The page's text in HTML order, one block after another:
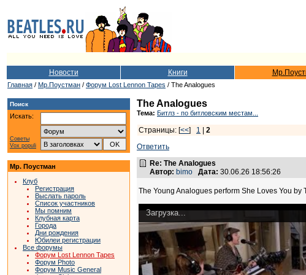
Новости Книги
Главная / Мр.Поустман / Форум Lost Lennon Tapes / The Analogues
Поиск
Искать:
Советы
Vox populi
Мр. Поустман
Клуб
Регистрация
Выслать пароль
Список участников
Мы помним
Клубная карта
Города
Дни рождения
Юбилеи регистрации
Все форумы
Форум Lost Lennon Tapes
Форум Photo
Форум Music General
The Analogues
Тема: Битлз - по битловским местам...
Страницы: [<<] 1
2
Ответить
Re: The Analogues
Автор: bimo Дата: 30.06.26 18:56:26
The Young Analogues perform She Loves You
Загрузка...